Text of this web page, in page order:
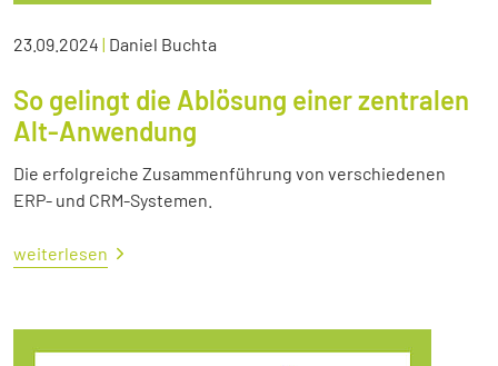
23.09.2024 | Daniel Buchta
So gelingt die Ablösung einer zentralen
Alt-Anwendung
Die erfolgreiche Zusammenführung von verschiedenen
ERP- und CRM-Systemen.
weiterlesen